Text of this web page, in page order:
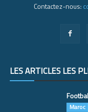
Contactez-nous:
LES ARTICLES LES
Maroc